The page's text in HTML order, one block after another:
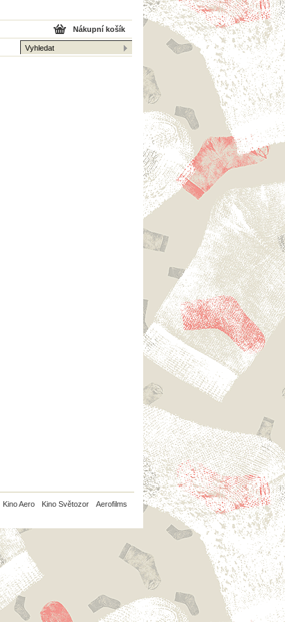
Nákupní košík
Kino Aero Kino Světozor Aerofilms